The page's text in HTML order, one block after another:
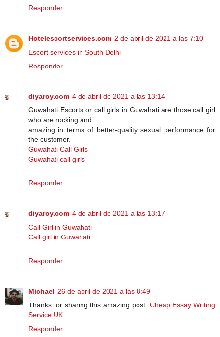
Responder
Hotelescortservices.com 2 de abril de 2021 a las 7:10
Escort services in South Delhi
Responder
diyaroy.com 4 de abril de 2021 a las 13:14
Guwahati Escorts or call girls in Guwahati are those call girl
who are rocking and
amazing in terms of better-quality sexual performance for
the customer.
Guwahati Call Girls
Guwahati call girls
Responder
diyaroy.com 4 de abril de 2021 a las 13:17
Call Girl in Guwahati
Call girl in Guwahati
Responder
Michael 26 de abril de 2021 a las 8:49
Thanks for sharing this amazing post. Cheap Essay Writing
Service UK
Responder